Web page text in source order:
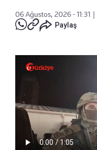
06 Ağustos, 2026 - 11:31
Paylaş